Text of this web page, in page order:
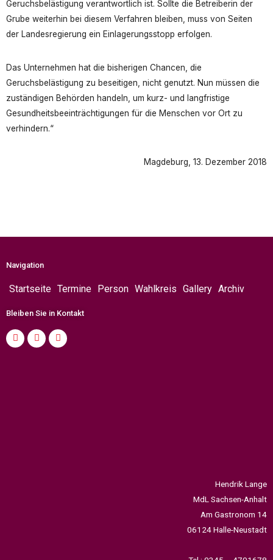
Geruchsbelästigung verantwortlich ist. Sollte die Betreiberin der
Grube weiterhin bei diesem Verfahren bleiben, muss von Seiten
der Landesregierung ein Einlagerungsstopp erfolgen.
Das Unternehmen hat die bisherigen Chancen, die
Geruchsbelästigung zu beseitigen, nicht genutzt. Nun müssen die
zuständigen Behörden handeln, um kurz- und langfristige
Gesundheitsbeeinträchtigungen für die Menschen vor Ort zu
verhindern.“
Magdeburg, 13. Dezember 2018
Navigation
Startseite Termine Person Wahlkreis Gallery Archiv
Bleiben Sie in Kontakt
Hendrik Lange
MdL Sachsen-Anhalt
Am Gastronom 14
06124 Halle-Neustadt